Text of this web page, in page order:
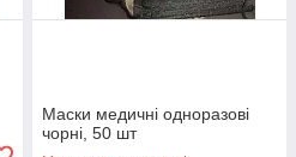
Маски медичні одноразові
чорні, 50 шт